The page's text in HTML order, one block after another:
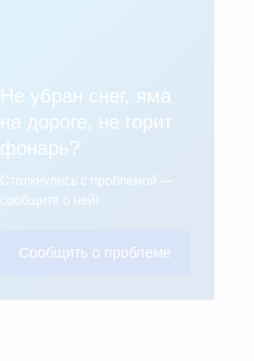
Не убран снег, яма
на дороге, не горит
фонарь?
Столкнулись с проблемой —
сообщите о ней!
Сообщить о проблеме